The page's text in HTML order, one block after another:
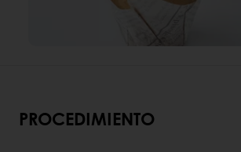
PROCEDIMIENTO